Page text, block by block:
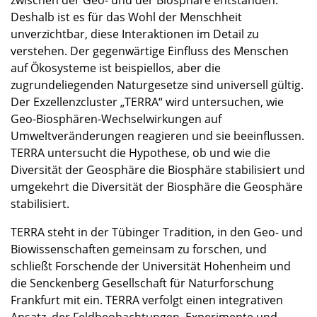
Deshalb ist es für das Wohl der Menschheit
unverzichtbar, diese Interaktionen im Detail zu
verstehen. Der gegenwärtige Einfluss des Menschen
auf Ökosysteme ist beispiellos, aber die
zugrundeliegenden Naturgesetze sind universell gültig.
Der Exzellenzcluster „TERRA“ wird untersuchen, wie
Geo-Biosphären-Wechselwirkungen auf
Umweltveränderungen reagieren und sie beeinflussen.
TERRA untersucht die Hypothese, ob und wie die
Diversität der Geosphäre die Biosphäre stabilisiert und
umgekehrt die Diversität der Biosphäre die Geosphäre
stabilisiert.
TERRA steht in der Tübinger Tradition, in den Geo- und
Biowissenschaften gemeinsam zu forschen, und
schließt Forschende der Universität Hohenheim und
die Senckenberg Gesellschaft für Naturforschung
Frankfurt mit ein. TERRA verfolgt einen integrativen